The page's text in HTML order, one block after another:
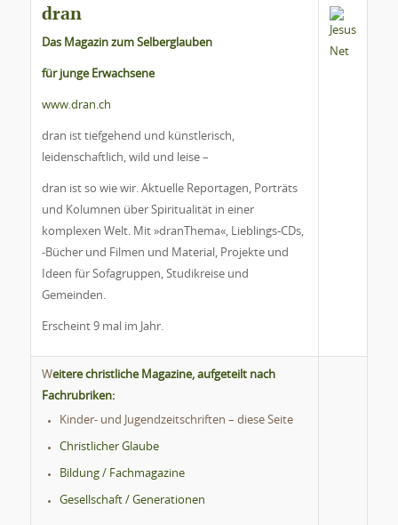
dran
Das Magazin zum Selberglauben
für junge Erwachsene
www.dran.ch
dran ist tiefgehend und künstlerisch,
leidenschaftlich, wild und leise –
dran ist so wie wir. Aktuelle Reportagen, Porträts
und Kolumnen über Spiritualität in einer
komplexen Welt. Mit »dranThema«, Lieblings-CDs,
-Bücher und Filmen und Material, Projekte und
Ideen für Sofagruppen, Studikreise und
Gemeinden.
Erscheint 9 mal im Jahr.
Weitere christliche Magazine, aufgeteilt nach
Fachrubriken:
Kinder- und Jugendzeitschriften – diese Seite
Christlicher Glaube
Bildung / Fachmagazine
Gesellschaft / Generationen